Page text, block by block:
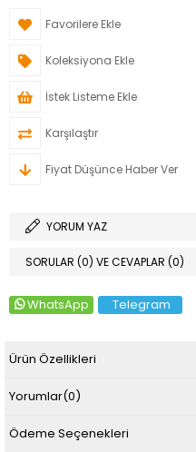
Favorilere Ekle
Koleksiyona Ekle
İstek Listeme Ekle
Karşılaştır
Fiyat Düşünce Haber Ver
YORUM YAZ
SORULAR (0) VE CEVAPLAR (0)
WhatsApp Telegram
Ürün Özellikleri
Yorumlar(0)
Ödeme Seçenekleri